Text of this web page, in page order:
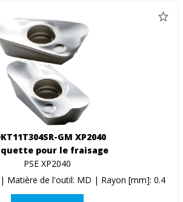
GM XP2040
pour le fraisage
PSE XP2040
| Matière de l'outil: MD | Rayon [mm]: 0.4